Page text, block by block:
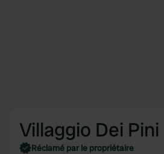
Villaggio Dei Pini
Réclamé par le propriétaire